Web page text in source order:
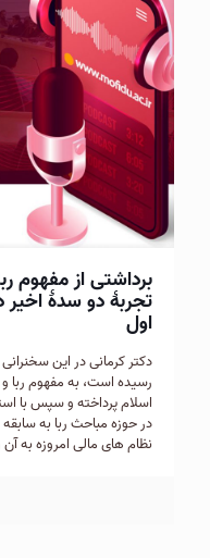
برداشتی از مفهوم
تجربۀ دو سدۀ
اول
رسیده است، به مفهوم ربا
اسلام پرداخته و سپس با
در حوزه مباحث ربا به
نظام های مالی امروزه به